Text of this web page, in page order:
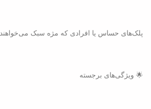
پلک‌های حساس یا افرادی که مژه سبک می‌خواهند
🌟 ویژگی‌های برجسته